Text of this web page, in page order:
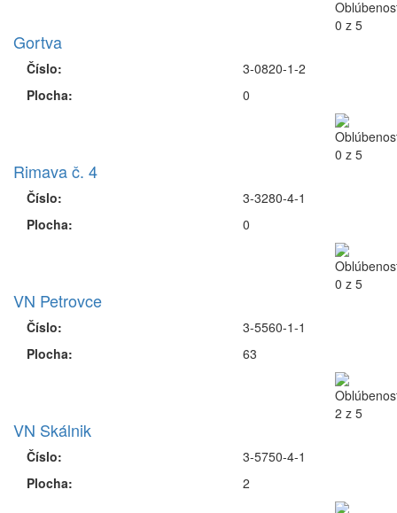
Gortva
Číslo:
Plocha:
3-0820-1-2
0
Rimava č. 4
Číslo:
Plocha:
3-3280-4-1
0
VN Petrovce
Číslo:
Plocha:
3-5560-1-1
63
VN Skálnik
Číslo:
Plocha:
3-5750-4-1
2